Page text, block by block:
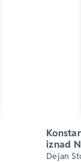
iznad
Dejan